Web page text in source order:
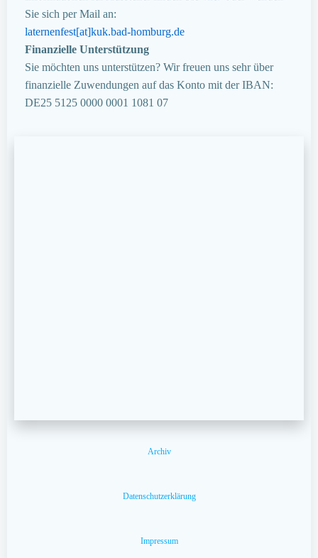
Sie sich per Mail an:
laternenfest[at]kuk.bad-homburg.de
Finanzielle Unterstützung
Sie möchten uns unterstützen? Wir freuen uns sehr über
finanzielle Zuwendungen auf das Konto mit der IBAN:
DE25 5125 0000 0001 1081 07
Archiv
Datenschutzerklärung
Impressum